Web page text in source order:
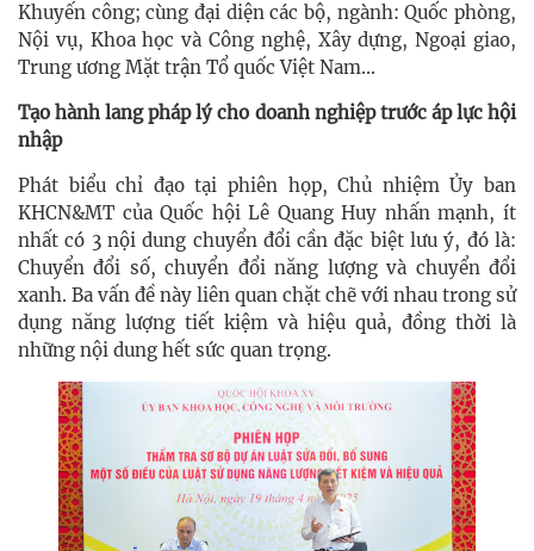
Khuyến công; cùng đại diện các bộ, ngành: Quốc phòng,
Nội vụ, Khoa học và Công nghệ, Xây dựng, Ngoại giao,
Trung ương Mặt trận Tổ quốc Việt Nam...
Tạo hành lang pháp lý cho doanh nghiệp trước áp lực hội
nhập
Phát biểu chỉ đạo tại phiên họp, Chủ nhiệm Ủy ban
KHCN&MT của Quốc hội Lê Quang Huy nhấn mạnh, ít
nhất có 3 nội dung chuyển đổi cần đặc biệt lưu ý, đó là:
Chuyển đổi số, chuyển đổi năng lượng và chuyển đổi
xanh. Ba vấn đề này liên quan chặt chẽ với nhau trong sử
dụng năng lượng tiết kiệm và hiệu quả, đồng thời là
những nội dung hết sức quan trọng.